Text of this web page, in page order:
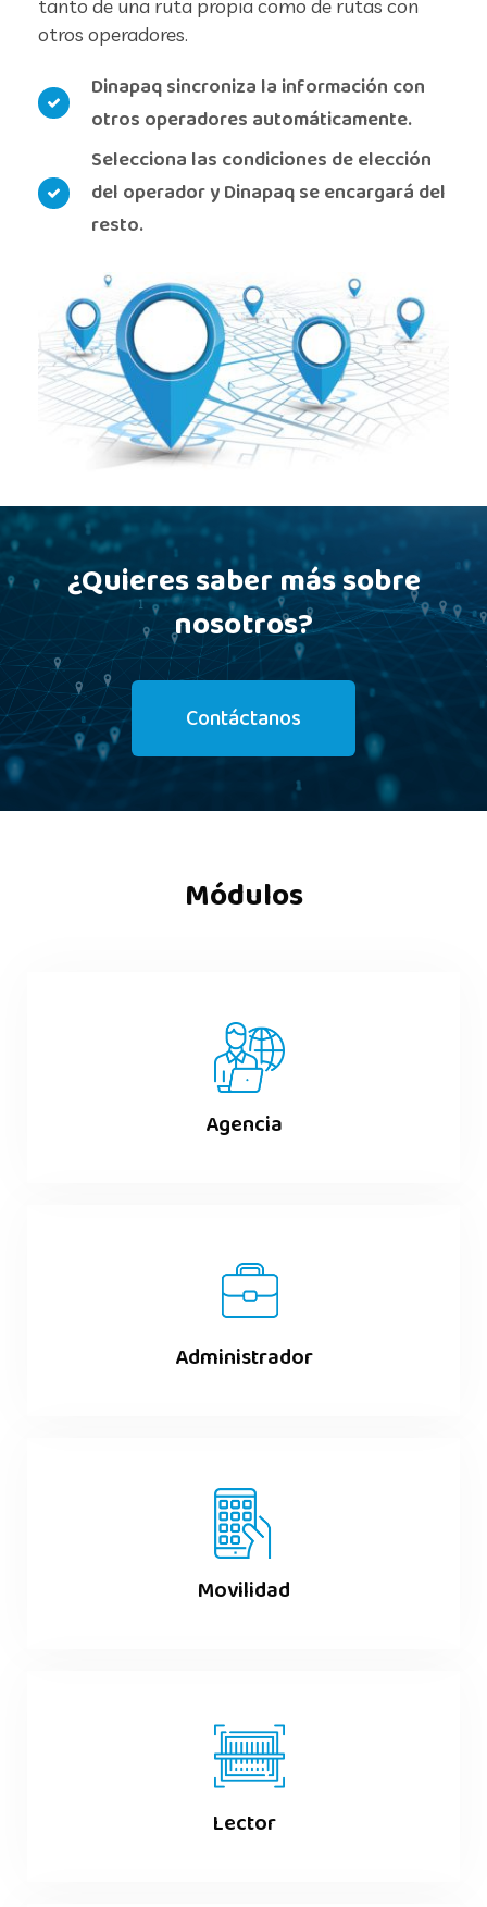
tanto de una ruta propia como de rutas con
otros operadores.
Dinapaq sincroniza la información con
otros operadores automáticamente.
Selecciona las condiciones de elección
del operador y Dinapaq se encargará del
resto.
¿Quieres saber más sobre
nosotros?
Contáctanos
Módulos
Agencia
Administrador
Movilidad
Lector